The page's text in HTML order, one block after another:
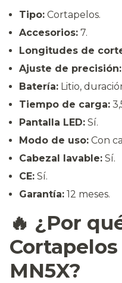
Tipo: Cortapelos.
Accesorios: 7.
Longitudes de
Ajuste de precisión:
Batería: Litio,
Tiempo de carga:
Pantalla LED: Sí.
Modo de uso: Con
Cabezal lavable: Sí.
CE: Sí.
Garantía: 12 meses.
🔥 ¿Por
MN5X?